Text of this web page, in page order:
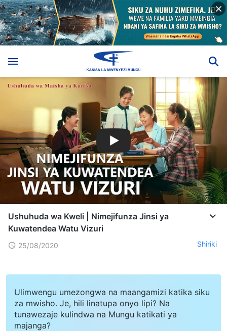
Ushuhuda wa Kweli | Nimejifunza Jinsi ya
Kuwatendea Watu Vizuri
25/08/2020 Shiriki
Ulimwengu umezongwa na maangamizi katika siku
za mwisho. Je, hili linatupa onyo lipi? Na
tunawezaje kulindwa na Mungu katikati ya
majanga?